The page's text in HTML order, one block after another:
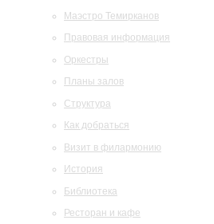
Маэстро Темирканов
Правовая информация
Оркестры
Планы залов
Структура
Как добраться
Визит в филармонию
История
Библиотека
Ресторан и кафе